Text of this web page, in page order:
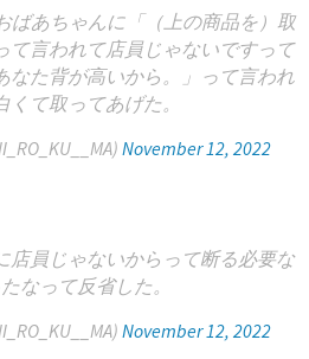
ばあちゃんに「（上の商品を）取
て言われて店員じゃないですって
なた背が高いから。」って言われ
くて取ってあげた。
November 12, 2022
店員じゃないからって断る必要な
なって反省した。
November 12, 2022